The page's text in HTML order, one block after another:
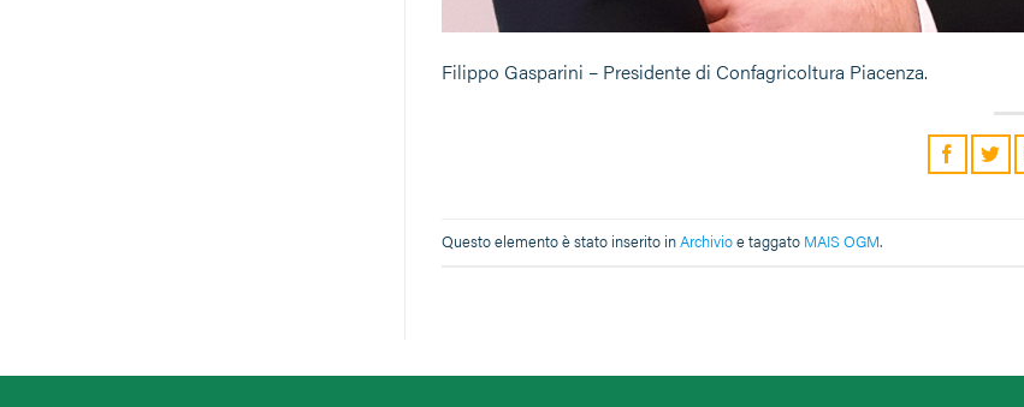
Filippo Gasparini – Presidente di Confagricoltura Piacenza.
Questo elemento è stato inserito inArchivioe taggato MAIS OGM.